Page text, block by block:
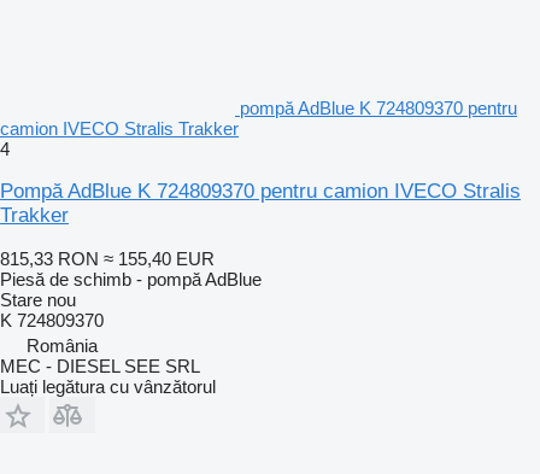
pompă AdBlue K 724809370 pentru
camion IVECO Stralis Trakker
4
Pompă AdBlue K 724809370 pentru camion IVECO Stralis
Trakker
815,33 RON ≈ 155,40 EUR
Piesă de schimb - pompă AdBlue
Stare nou
K 724809370
România
MEC - DIESEL SEE SRL
Luați legătura cu vânzătorul